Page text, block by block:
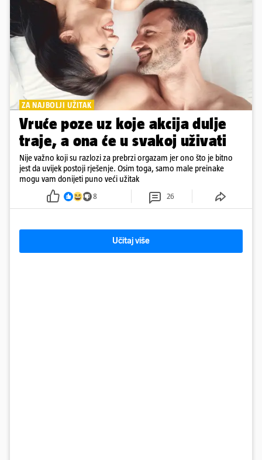
ZA NAJBOLJI UŽITAK
Vruće poze uz koje akcija dulje
traje, a ona će u svakoj uživati
Nije važno koji su razlozi za prebrzi orgazam jer ono što je bitno
jest da uvijek postoji rješenje. Osim toga, samo male preinake
mogu vam donijeti puno veći užitak
8 26
Učitaj više